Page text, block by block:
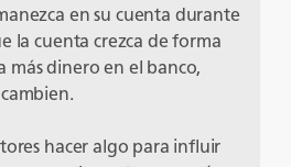
en su cuenta durante
la cuenta crezca de forma
más dinero en el banco,
hacer algo para influir